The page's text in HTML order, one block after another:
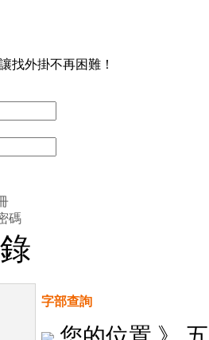
找外掛不再困難！
碼
字部查詢